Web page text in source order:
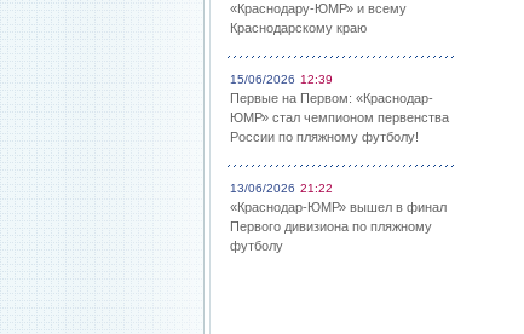
«Краснодару-ЮМР» и всему
Краснодарскому краю
15/06/2026 12:39
Первые на Первом: «Краснодар-
ЮМР» стал чемпионом первенства
России по пляжному футболу!
13/06/2026 21:22
«Краснодар-ЮМР» вышел в финал
Первого дивизиона по пляжному
футболу